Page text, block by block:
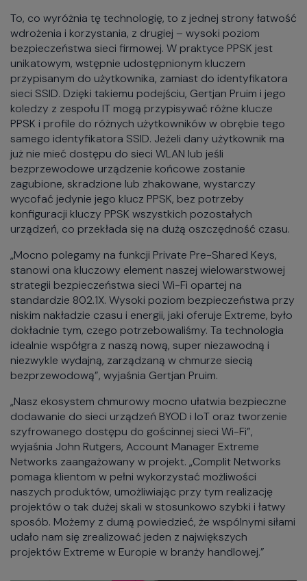
To, co wyróżnia tę technologię, to z jednej strony łatwość
wdrożenia i korzystania, z drugiej – wysoki poziom
bezpieczeństwa sieci firmowej. W praktyce PPSK jest
unikatowym, wstępnie udostępnionym kluczem
przypisanym do użytkownika, zamiast do identyfikatora
sieci SSID. Dzięki takiemu podejściu, Gertjan Pruim i jego
koledzy z zespołu IT mogą przypisywać różne klucze
PPSK i profile do różnych użytkowników w obrębie tego
samego identyfikatora SSID. Jeżeli dany użytkownik ma
już nie mieć dostępu do sieci WLAN lub jeśli
bezprzewodowe urządzenie końcowe zostanie
zagubione, skradzione lub zhakowane, wystarczy
wycofać jedynie jego klucz PPSK, bez potrzeby
konfiguracji kluczy PPSK wszystkich pozostałych
urządzeń, co przekłada się na dużą oszczędność czasu.
„Mocno polegamy na funkcji Private Pre-Shared Keys,
stanowi ona kluczowy element naszej wielowarstwowej
strategii bezpieczeństwa sieci Wi-Fi opartej na
standardzie 802.1X. Wysoki poziom bezpieczeństwa przy
niskim nakładzie czasu i energii, jaki oferuje Extreme, było
dokładnie tym, czego potrzebowaliśmy. Ta technologia
idealnie współgra z naszą nową, super niezawodną i
niezwykle wydajną, zarządzaną w chmurze siecią
bezprzewodową”, wyjaśnia Gertjan Pruim.
„Nasz ekosystem chmurowy mocno ułatwia bezpieczne
dodawanie do sieci urządzeń BYOD i IoT oraz tworzenie
szyfrowanego dostępu do gościnnej sieci Wi-Fi”,
wyjaśnia John Rutgers, Account Manager Extreme
Networks zaangażowany w projekt. „Complit Networks
pomaga klientom w pełni wykorzystać możliwości
naszych produktów, umożliwiając przy tym realizację
projektów o tak dużej skali w stosunkowo szybki i łatwy
sposób. Możemy z dumą powiedzieć, że wspólnymi siłami
udało nam się zrealizować jeden z największych
projektów Extreme w Europie w branży handlowej.”